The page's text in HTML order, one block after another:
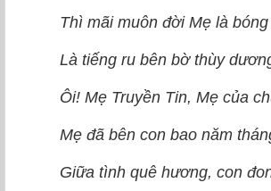
Thì mãi muôn đời Mẹ là
Là tiếng ru bên bờ thùy
Ôi! Mẹ Truyền Tin, Mẹ của
Mẹ đã bên con bao năm
Giữa tình quê hương, con